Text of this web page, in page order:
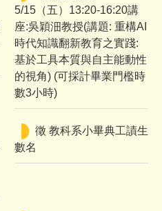
5/15（五）13:20-16:20講
座:吳穎沺教授(講題: 重構AI
時代知識翻新教育之實踐:
基於工具本質與自主能動性
的視角) (可採計畢業門檻時
數3小時)
徵 教科系小畢典工謮生
數名